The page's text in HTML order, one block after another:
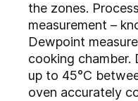
the zones.
measurement –
Dewpoint
cooking
up to 45°C
oven accurately